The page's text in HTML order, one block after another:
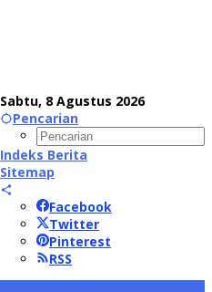
Sabtu, 8 Agustus 2026
Pencarian
Indeks Berita
Sitemap
Facebook
Twitter
Pinterest
RSS